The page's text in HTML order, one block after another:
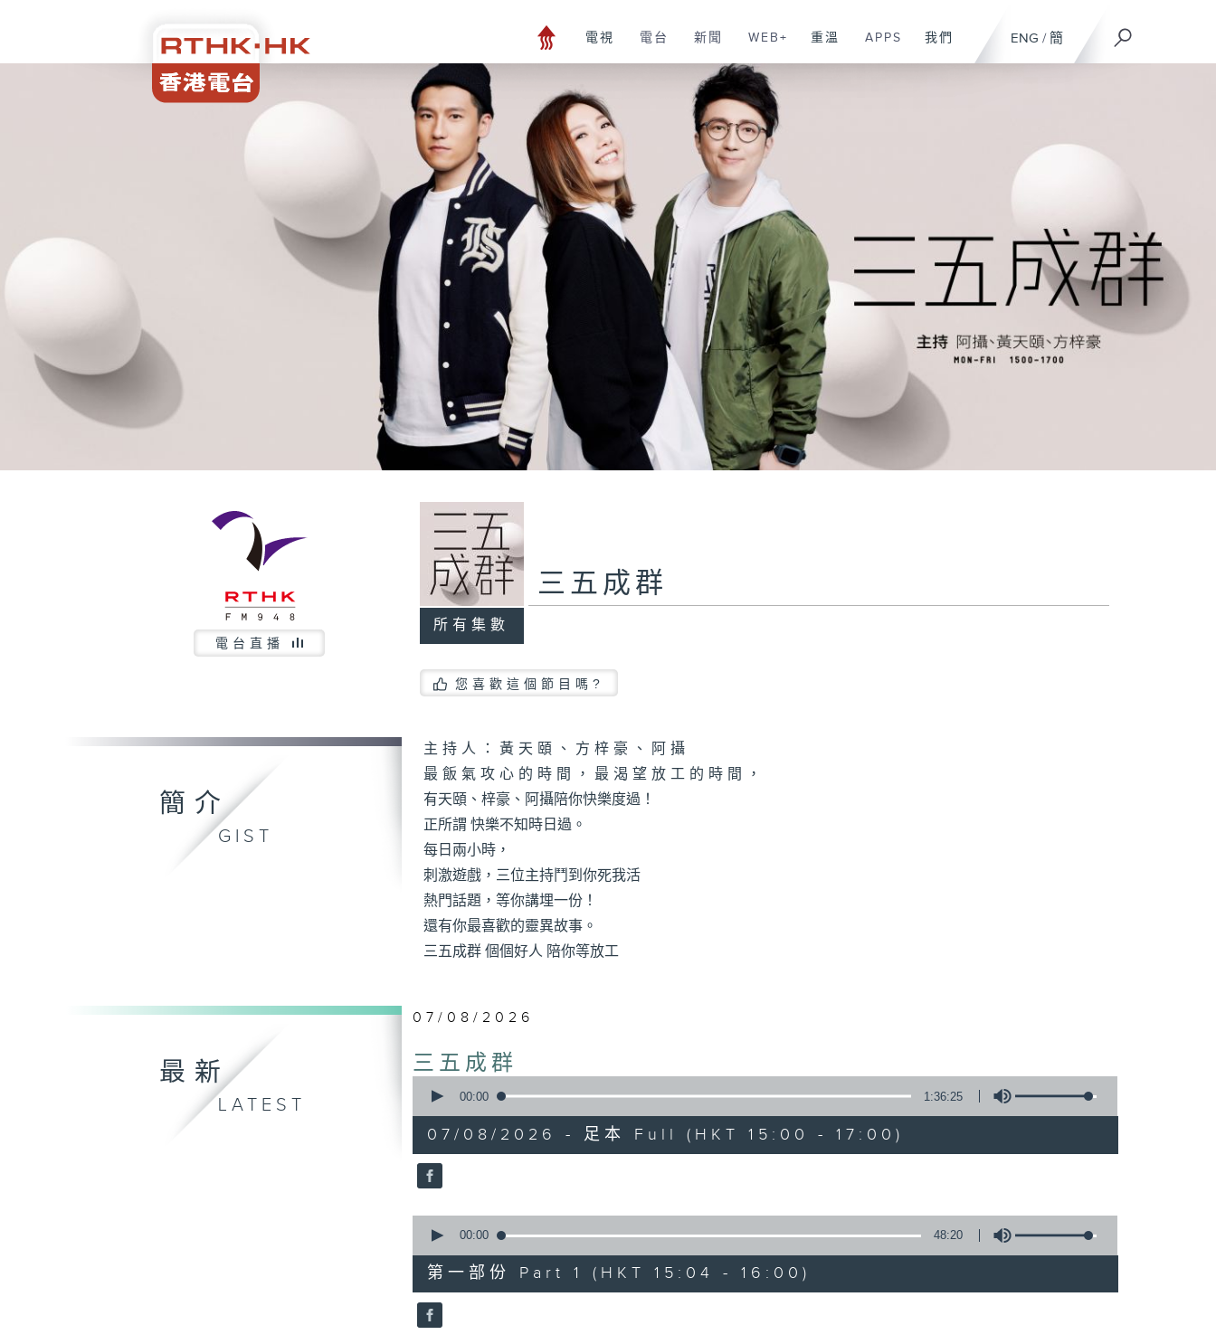
ENG / 簡
電視 電台 新聞 WEB+ 重溫 APPS 我們
電台直播
所有集數
三五成群
您喜歡這個節目嗎?
簡介
GIST
主持人：黃天頤、方梓豪、阿攝
最飯氣攻心的時間，最渴望放工的時間，
有天頤、梓豪、阿攝陪你快樂度過！
正所謂 快樂不知時日過。
每日兩小時，
刺激遊戲，三位主持鬥到你死我活
熱門話題，等你講埋一份！
還有你最喜歡的靈異故事。
三五成群 個個好人 陪你等放工
最新
LATEST
07/08/2026
三五成群
seconds
hour,
36
minutes,
25
90%
00:00 1:36:25
07/08/2026 - 足本 Full (HKT 15:00 - 17:00)
seconds
48
minutes,
20
seconds
90%
00:00 48:20
第一部份 Part 1 (HKT 15:04 - 16:00)